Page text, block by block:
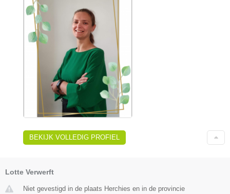
BEKIJK VOLLEDIG PROFIEL
Lotte Verwerft
Niet gevestigd in de plaats Herchies en in de provincie